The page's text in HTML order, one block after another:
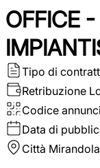
OFFICE
Tipo di
Retribuzione
Codice
Data di
Città Mirandola